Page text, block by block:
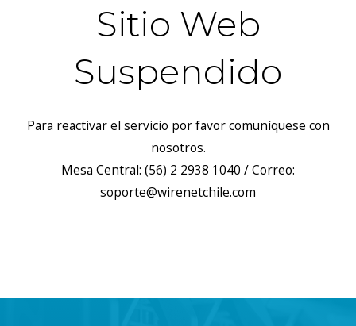
Sitio Web
Suspendido
Para reactivar el servicio por favor comuníquese con
nosotros.
Mesa Central: (56) 2 2938 1040 / Correo:
soporte@wirenetchile.com